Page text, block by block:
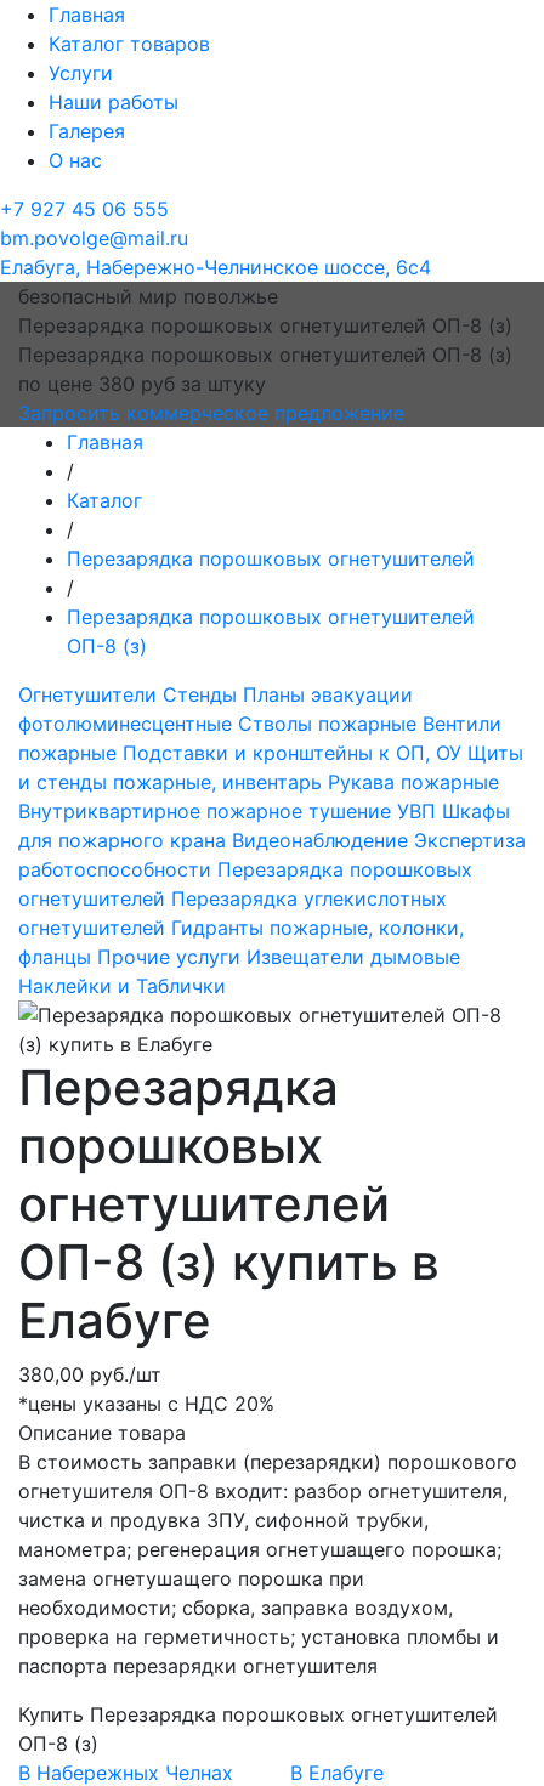
Главная
Каталог товаров
Услуги
Наши работы
Галерея
О нас
+7 927 45 06 555
bm.povolge@mail.ru
Елабуга, Набережно-Челнинское шоссе, 6с4
безопасный мир поволжье
Перезарядка порошковых огнетушителей ОП-8 (з)
Перезарядка порошковых огнетушителей ОП-8 (з)
по цене 380 руб за штуку
Запросить коммерческое предложение
Главная
/
Каталог
/
Перезарядка порошковых огнетушителей
/
Перезарядка порошковых огнетушителей
ОП-8 (з)
Огнетушители Стенды Планы эвакуации
фотолюминесцентные Стволы пожарные Вентили
пожарные Подставки и кронштейны к ОП, ОУ Щиты
и стенды пожарные, инвентарь Рукава пожарные
Внутриквартирное пожарное тушение УВП Шкафы
для пожарного крана Видеонаблюдение Экспертиза
работоспособности Перезарядка порошковых
огнетушителей Перезарядка углекислотных
огнетушителей Гидранты пожарные, колонки,
фланцы Прочие услуги Извещатели дымовые
Наклейки и Таблички
Перезарядка
порошковых
огнетушителей
ОП-8 (з) купить в
Елабуге
380,00 руб./шт
*цены указаны с НДС 20%
Описание товара
В стоимость заправки (перезарядки) порошкового
огнетушителя ОП-8 входит: разбор огнетушителя,
чистка и продувка ЗПУ, сифонной трубки,
манометра; регенерация огнетушащего порошка;
замена огнетушащего порошка при
необходимости; сборка, заправка воздухом,
проверка на герметичность; установка пломбы и
паспорта перезарядки огнетушителя
Купить Перезарядка порошковых огнетушителей
ОП-8 (з)
В Набережных Челнах
В Елабуге